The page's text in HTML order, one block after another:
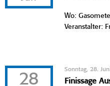
Wo:
Veranstalter:
28
Sonntag, 28.
Finissage